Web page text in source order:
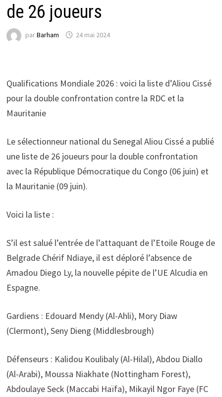
de 26 joueurs
parBarham 24 mai 2024
Qualifications Mondiale 2026 : voici la liste d’Aliou Cissé
pour la double confrontation contre la RDC et la
Mauritanie
Le sélectionneur national du Senegal Aliou Cissé a publié
une liste de 26 joueurs pour la double confrontation
avec la République Démocratique du Congo (06 juin) et
la Mauritanie (09 juin).
Voici la liste :
S’il est salué l’entrée de l’attaquant de l’Etoile Rouge de
Belgrade Chérif Ndiaye, il est déploré l’absence de
Amadou Diego Ly, la nouvelle pépite de l’UE Alcudia en
Espagne.
Gardiens : Edouard Mendy (Al-Ahli), Mory Diaw
(Clermont), Seny Dieng (Middlesbrough)
Défenseurs : Kalidou Koulibaly (Al-Hilal), Abdou Diallo
(Al-Arabi), Moussa Niakhate (Nottingham Forest),
Abdoulaye Seck (Maccabi Haïfa), Mikayil Ngor Faye (FC